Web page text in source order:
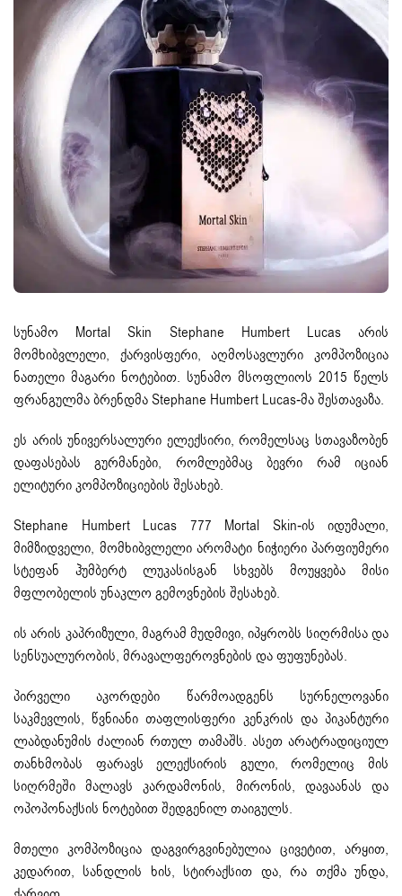
სუნამო Mortal Skin Stephane Humbert Lucas არის
მომხიბვლელი, ქარვისფერი, აღმოსავლური კომპოზიცია
ნათელი მაგარი ნოტებით. სუნამო მსოფლიოს 2015 წელს
ფრანგულმა ბრენდმა Stephane Humbert Lucas-მა შესთავაზა.
ეს არის უნივერსალური ელექსირი, რომელსაც სთავაზობენ
დაფასებას გურმანები, რომლებმაც ბევრი რამ იციან
ელიტური კომპოზიციების შესახებ.
Stephane Humbert Lucas 777 Mortal Skin-ის იდუმალი,
მიმზიდველი, მომხიბვლელი არომატი ნიჭიერი პარფიუმერი
სტეფან ჰუმბერტ ლუკასისგან სხვებს მოუყვება მისი
მფლობელის უნაკლო გემოვნების შესახებ.
ის არის კაპრიზული, მაგრამ მუდმივი, იპყრობს სიღრმისა და
სენსუალურობის, მრავალფეროვნების და ფუფუნებას.
პირველი აკორდები წარმოადგენს სურნელოვანი
საკმევლის, წვნიანი თაფლისფერი კენკრის და პიკანტური
ლაბდანუმის ძალიან რთულ თამაშს. ასეთ არატრადიციულ
თანხმობას ფარავს ელექსირის გული, რომელიც მის
სიღრმეში მალავს კარდამონის, მირონის, დავაანას და
ოპოპონაქსის ნოტებით შედგენილ თაიგულს.
მთელი კომპოზიცია დაგვირგვინებულია ცივეტით, არყით,
კედარით, სანდლის ხის, სტირაქსით და, რა თქმა უნდა,